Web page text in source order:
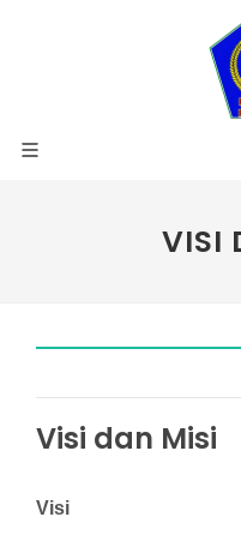
VISI
Visi dan Misi
Visi